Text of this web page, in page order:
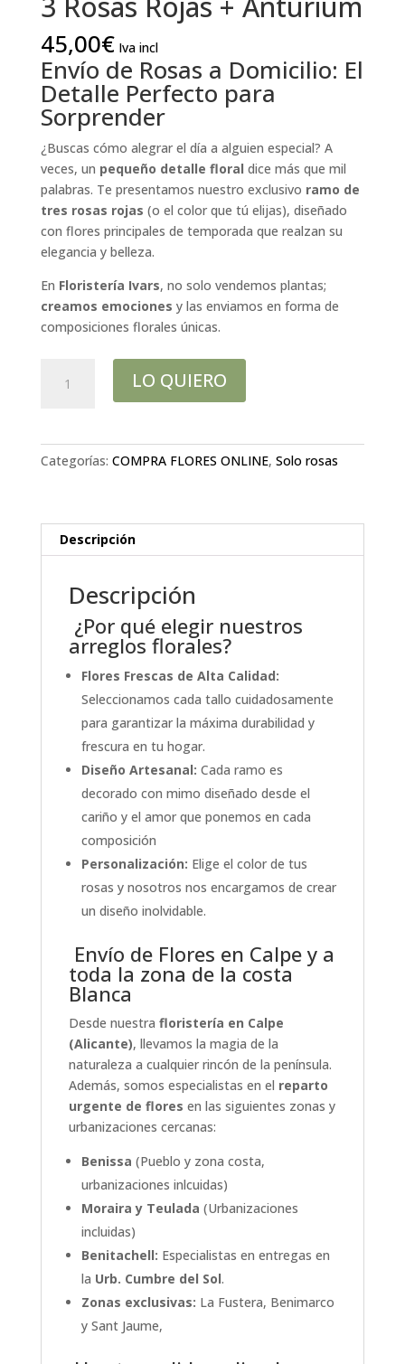
45,00€ Iva incl
Envío de Rosas a Domicilio: El
Detalle Perfecto para
Sorprender
¿Buscas cómo alegrar el día a alguien especial? A
veces, un pequeño detalle floral dice más que mil
palabras. Te presentamos nuestro exclusivo ramo de
tres rosas rojas (o el color que tú elijas), diseñado
con flores principales de temporada que realzan su
elegancia y belleza.
En Floristería Ivars, no solo vendemos plantas;
creamos emociones y las enviamos en forma de
composiciones florales únicas.
Rosas
cantidad
LO QUIERO
Categorías: COMPRA FLORES ONLINE, Solo rosas
Descripción
Descripción
¿Por qué elegir nuestros
arreglos florales?
Flores Frescas de Alta Calidad:
Seleccionamos cada tallo cuidadosamente
para garantizar la máxima durabilidad y
frescura en tu hogar.
Diseño Artesanal: Cada ramo es
decorado con mimo diseñado desde el
cariño y el amor que ponemos en cada
composición
Personalización: Elige el color de tus
rosas y nosotros nos encargamos de crear
un diseño inolvidable.
Envío de Flores en Calpe y a
toda la zona de la costa
Blanca
Desde nuestra floristería en Calpe
(Alicante), llevamos la magia de la
naturaleza a cualquier rincón de la península.
Además, somos especialistas en el reparto
urgente de flores en las siguientes zonas y
urbanizaciones cercanas:
Benissa (Pueblo y zona costa,
urbanizaciones inlcuidas)
Moraira y Teulada (Urbanizaciones
incluidas)
Benitachell: Especialistas en entregas en
la Urb. Cumbre del Sol.
Zonas exclusivas: La Fustera, Benimarco
y Sant Jaume,